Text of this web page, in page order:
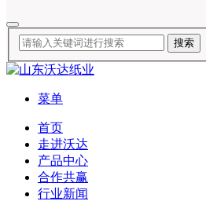
菜单
首页
走进沃达
产品中心
合作共赢
行业新闻